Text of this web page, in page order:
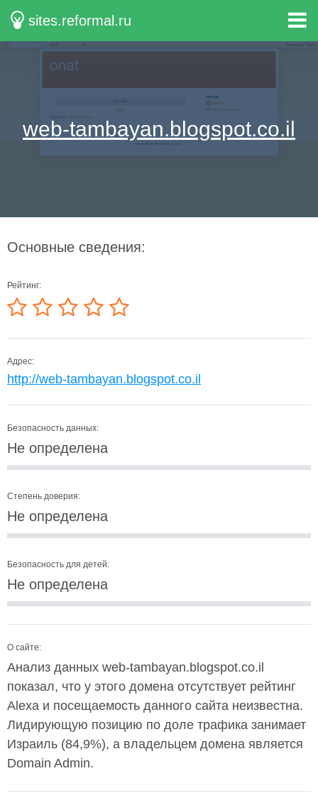
sites.reformal.ru
web-tambayan.blogspot.co.il
Основные сведения:
Рейтинг:
Адрес:
http://web-tambayan.blogspot.co.il
Безопасность данных:
Не определена
Степень доверия:
Не определена
Безопасность для детей:
Не определена
О сайте:
Анализ данных web-tambayan.blogspot.co.il
показал, что у этого домена отсутствует рейтинг
Alexa и посещаемость данного сайта неизвестна.
Лидирующую позицию по доле трафика занимает
Израиль (84,9%), а владельцем домена является
Domain Admin.